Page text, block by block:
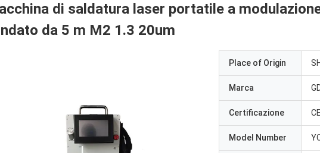
di saldatura laser portatile a
da 5 m M2 1.3 20um
Place of Origin
Marca
Certificazione CE
Model Number